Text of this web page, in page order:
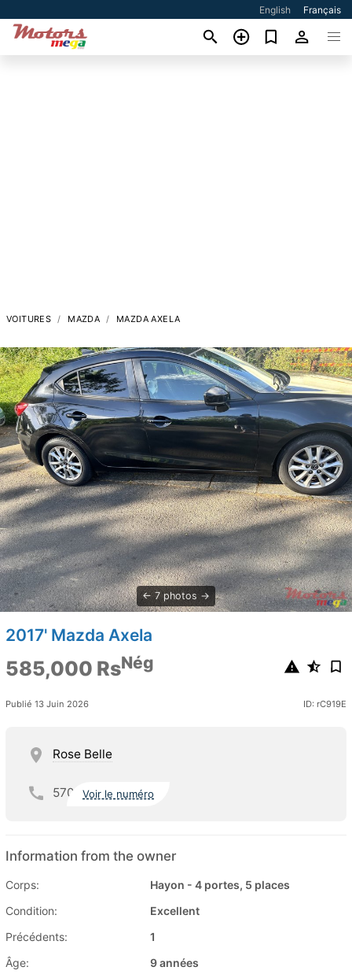
English Français
VOITURES MAZDA MAZDA AXELA
7 photos
2017' Mazda Axela
585,000 RsNég
Publié 13 Juin 2026 ID: rC919E
Rose Belle
570 Voir le numéro
Information from the owner
Corps:
Hayon - 4 portes, 5 places
Condition:
Excellent
Précédents:
1
Âge:
9 années